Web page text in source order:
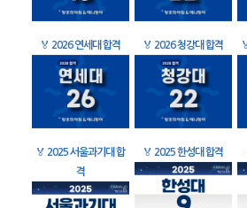
🏅 2026 연세대 합격 🏅 2026 청강대 합격
🏅 2025 서울과기대 합
격
🏅 2025 한성대 합격